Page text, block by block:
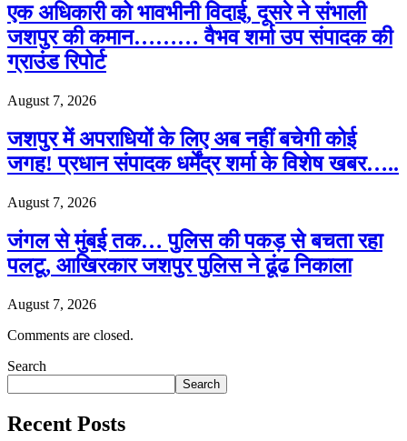
एक अधिकारी को भावभीनी विदाई, दूसरे ने संभाली
जशपुर की कमान……… वैभव शर्मा उप संपादक की
ग्राउंड रिपोर्ट
August 7, 2026
जशपुर में अपराधियों के लिए अब नहीं बचेगी कोई
जगह! प्रधान संपादक धर्मेंद्र शर्मा के विशेष खबर…..
August 7, 2026
जंगल से मुंबई तक… पुलिस की पकड़ से बचता रहा
पलटू, आखिरकार जशपुर पुलिस ने ढूंढ निकाला
August 7, 2026
Comments are closed.
Search
Search
Recent Posts